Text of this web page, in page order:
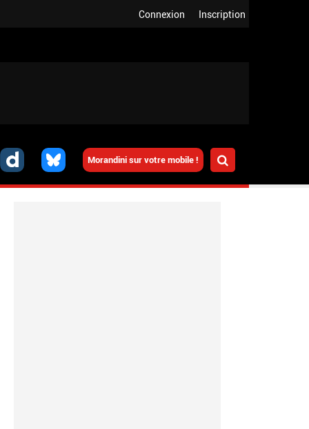
Inscription
Connexion
Morandini sur votre mobile !